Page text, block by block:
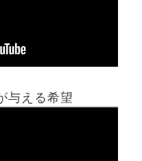
与える希望
ホーム